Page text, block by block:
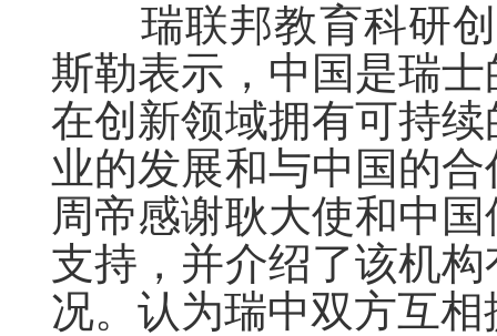
瑞联邦教育科研创
斯勒表示，中国是瑞
在创新领域拥有可持
业的发展和与中国的
周帝感谢耿大使和中
支持，并介绍了该机
况。认为瑞中双方互